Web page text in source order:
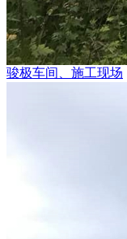
骏极车间、施工现场